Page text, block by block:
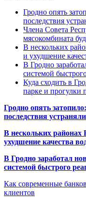
Гродно опять
последствия
Члена Совета
мясокомбината
В нескольких
и ухудшение
В Гродно
системой
Куда сходить в
парке и прогулки
Гродно опять
последствия
В нескольких
ухудшение качества
В Гродно заработал
системой быстрого
Как современные
клиентов